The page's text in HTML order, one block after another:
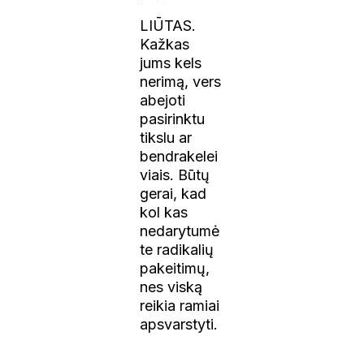
LIŪTAS.
Kažkas
jums kels
nerimą, vers
abejoti
pasirinktu
tikslu ar
bendrakelei
viais. Būtų
gerai, kad
kol kas
nedarytumė
te radikalių
pakeitimų,
nes viską
reikia ramiai
apsvarstyti.